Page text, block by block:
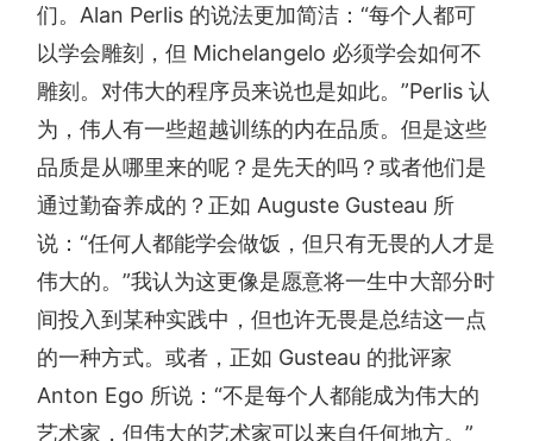
们。Alan Perlis 的说法更加简洁：“每个人都可
以学会雕刻，但 Michelangelo 必须学会如何不
雕刻。对伟大的程序员来说也是如此。”Perlis 认
为，伟人有一些超越训练的内在品质。但是这些
品质是从哪里来的呢？是先天的吗？或者他们是
通过勤奋养成的？正如 Auguste Gusteau 所
说：“任何人都能学会做饭，但只有无畏的人才是
伟大的。”我认为这更像是愿意将一生中大部分时
间投入到某种实践中，但也许无畏是总结这一点
的一种方式。或者，正如 Gusteau 的批评家
Anton Ego 所说：“不是每个人都能成为伟大的
艺术家，但伟大的艺术家可以来自任何地方。”